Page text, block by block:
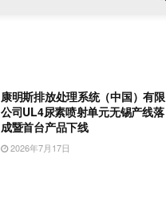
康明斯排放处理系统（中国）有限
公司UL4尿素喷射单元无锡产线落
成暨首台产品下线
2026年7月17日